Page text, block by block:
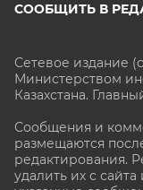
СООБЩИТЬ В
Сетевое издание
Министерством
Казахстана.
Сообщения и
размещаются
редактирования.
удалить их с